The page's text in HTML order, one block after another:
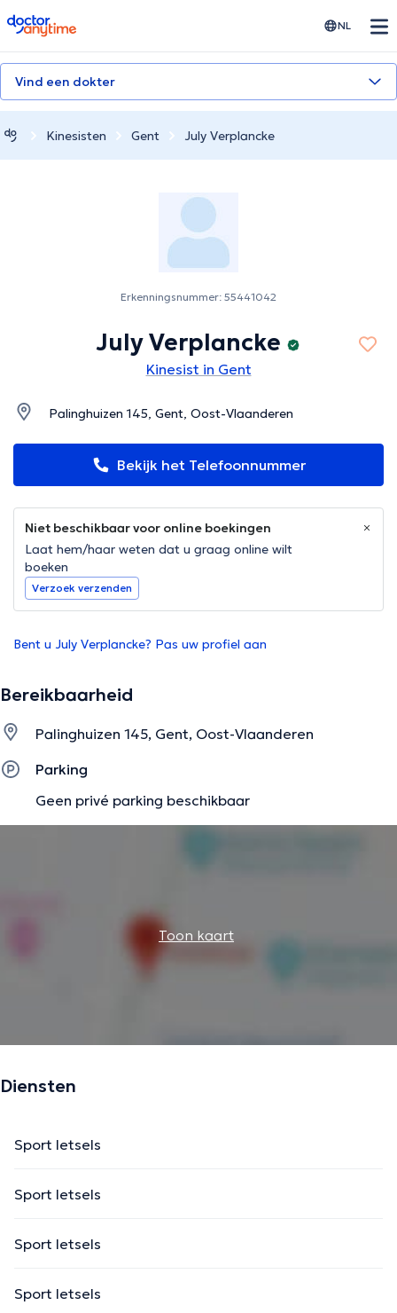
doctoranytime NL
Vind een dokter
Kinesisten Gent July Verplancke
Erkenningsnummer: 55441042
July Verplancke
Kinesist in Gent
Palinghuizen 145, Gent, Oost-Vlaanderen
Bekijk het Telefoonnummer
Niet beschikbaar voor online boekingen
Laat hem/haar weten dat u graag online wilt
boeken
Verzoek verzenden
Bent u July Verplancke? Pas uw profiel aan
Bereikbaarheid
Palinghuizen 145, Gent, Oost-Vlaanderen
Parking
Geen privé parking beschikbaar
Toon kaart
Diensten
Sport letsels
Sport letsels
Sport letsels
Sport letsels